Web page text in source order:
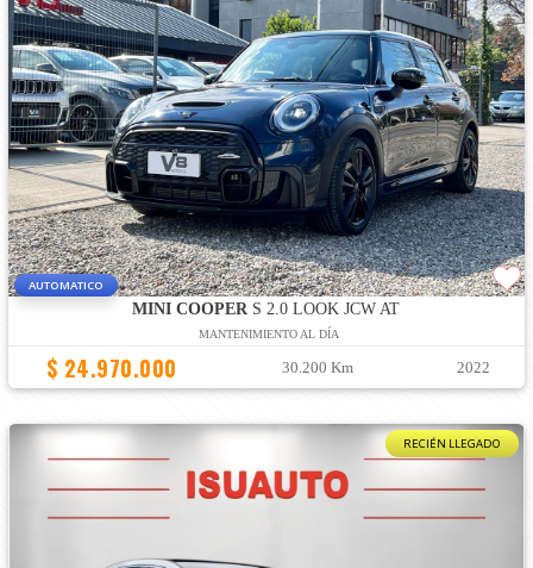
AUTOMATICO
MINI COOPER S 2.0 LOOK JCW AT
MANTENIMIENTO AL DÍA
$ 24.970.000 30.200 Km 2022
RECIÉN LLEGADO